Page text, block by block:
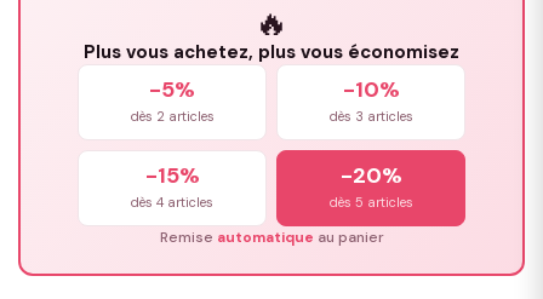
🔥
Plus vous achetez, plus vous économisez
-5%
dès 2 articles
-10%
dès 3 articles
-15%
dès 4 articles
-20%
dès 5 articles
Remise automatique au panier